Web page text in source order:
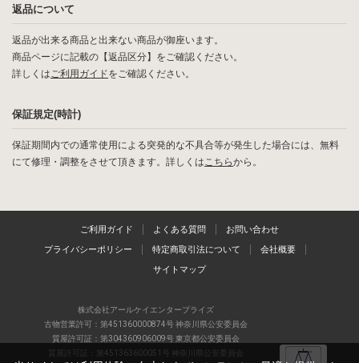
返品について
返品が出来る商品と出来ない商品が御座います。
商品ページに記載の【返品区分】をご確認ください。
詳しくはご利用ガイドをご確認ください。
保証規定(時計)
保証期間内での通常使用による突発的な不具合等が発生した場合には、無料
にて修理・調整をさせて頂きます。詳しくはこちらから。
ご利用ガイド よくある質問 お問い合わせ
プライバシーポリシー 特定商取引法について 会社概要
サイトマップ
株式会社アールケイエンタープライズ
古物営業許可：第451360000874号 神奈川県公安委員会
質屋許可証：第304360906009号 東京都公安委員会
質屋許可証：第451363600051号 神奈川県公安委員会